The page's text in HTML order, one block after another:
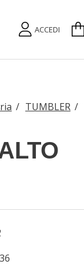
ACCEDI
/ TUMBLER /
36